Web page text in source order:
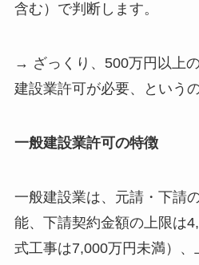
含む）で判断します。
→ ざっくり、500万円以上
建設業許可が必要、という
一般建設業許可の特徴
一般建設業は、元請・下請
能、下請契約金額の上限は
式工事は7,000万円未満）